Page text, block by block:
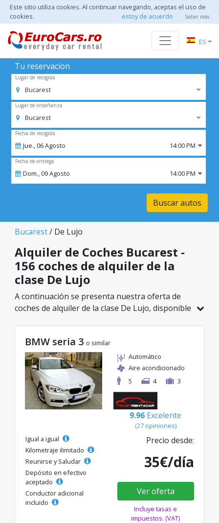
Este sitio utiliza cookies. Al continuar navegando, aceptas el uso de
cookies.
estoy de acuerdo Saber más
ES
Tu reservacion
Lugar de recogida
Bucarest
Lugar de enseñanza
Bucarest
Fecha de recogida
Jue.,06Agosto 14:00 PM
Fecha de entrega
Dom.,09Agosto 14:00 PM
Buscar autos
Bucarest/ De Lujo
Alquiler de Coches Bucarest -
156 coches de alquiler de la
clase De Lujo
A continuación se presenta nuestra oferta de
coches de alquiler de la clase De Lujo, disponible
la categoría seleccionada, con tarifas excelentes
desde solo 32€/día.
BMW seria 3 o similar
Automático
Aire acondicionado
5
4 3
9.96 Excelente
(27 opiniones)
Igual a igual
Kilometraje ilimitado
Reunirse y Saludar
Depósito en efectivo
aceptado
Conductor adicional
incluido
Precio desde:
35€/día
Ver oferta
Incluye tasas e
impuestos. (VAT)